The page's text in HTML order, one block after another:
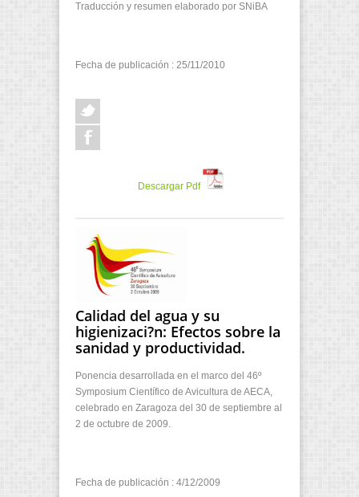
Traducción y resumen elaborado por SNiBA
Fecha de publicación : 25/11/2010
Descargar Pdf
Calidad del agua y su
higienizaci?n: Efectos sobre la
sanidad y productividad.
Ponencia desarrollada en el marco del 46º
Symposium Científico de Avicultura de AECA,
celebrado en Zaragoza del 30 de septiembre al
2 de octubre de 2009.
Fecha de publicación : 4/12/2009